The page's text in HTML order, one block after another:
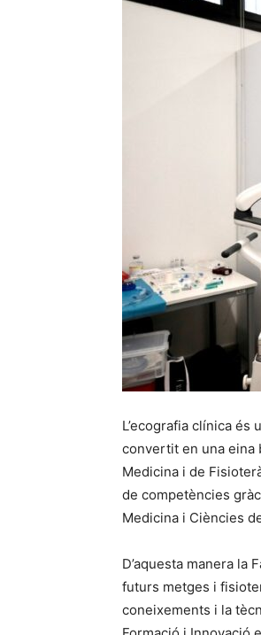
L’ecografia clínica
convertit en una eina
Medicina i de
de competències
Medicina i Ciències
D’aquesta manera la
futurs metges i
coneixements i la